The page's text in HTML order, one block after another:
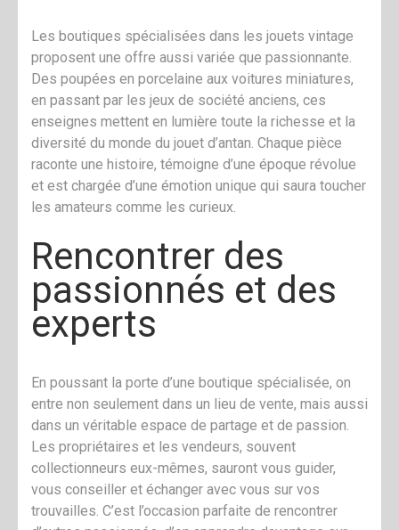
Les boutiques spécialisées dans les jouets vintage
proposent une offre aussi variée que passionnante.
Des poupées en porcelaine aux voitures miniatures,
en passant par les jeux de société anciens, ces
enseignes mettent en lumière toute la richesse et la
diversité du monde du jouet d’antan. Chaque pièce
raconte une histoire, témoigne d’une époque révolue
et est chargée d’une émotion unique qui saura toucher
les amateurs comme les curieux.
Rencontrer des
passionnés et des
experts
En poussant la porte d’une boutique spécialisée, on
entre non seulement dans un lieu de vente, mais aussi
dans un véritable espace de partage et de passion.
Les propriétaires et les vendeurs, souvent
collectionneurs eux-mêmes, sauront vous guider,
vous conseiller et échanger avec vous sur vos
trouvailles. C’est l’occasion parfaite de rencontrer